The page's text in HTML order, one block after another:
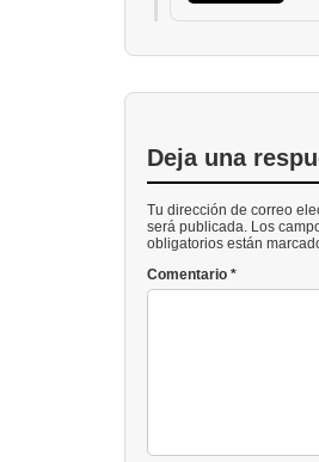
Deja una
Tu dirección de correo
será publicada. Los
obligatorios están
Comentario *